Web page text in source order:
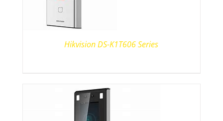
Hikvision DS-K1T606 Series